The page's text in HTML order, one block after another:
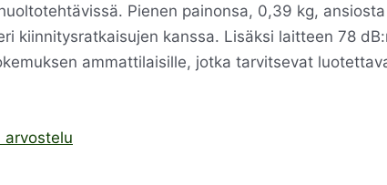
Pienen painonsa, 0,39 kg,
kiinnitysratkaisujen kanssa. Lisäksi laitteen 78
ammattilaisille, jotka tarvitsevat
arvostelu